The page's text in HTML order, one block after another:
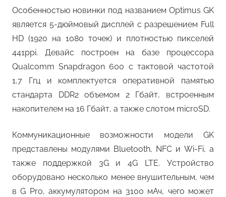
Особенностью новинки под названием Optimus GK
является 5-дюймовый дисплей с разрешением Full
HD (1920 на 1080 точек) и плотностью пикселей
441ppi. Девайс построен на базе процессора
Qualcomm Snapdragon 600 с тактовой частотой
1,7 Ггц и комплектуется оперативной памятью
стандарта DDR2 объемом 2 Гбайт, встроенным
накопителем на 16 Гбайт, а также слотом microSD.
Коммуникационные возможности модели GK
представлены модулями Bluetooth, NFC и Wi-Fi, а
также поддержкой 3G и 4G LTE. Устройство
оборудовано несколько менее внушительным, чем
в G Pro, аккумулятором на 3100 мАч, чего может